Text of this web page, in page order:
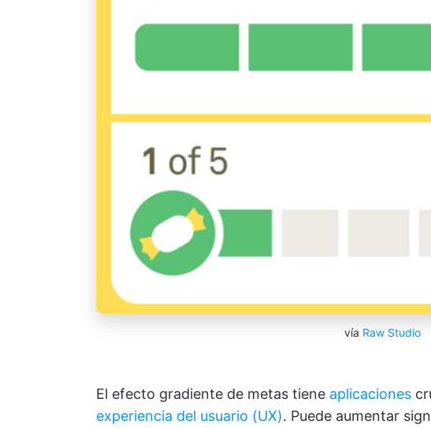
vía Raw Studio
El efecto gradiente de metas tiene aplicaciones
experiencia del usuario (UX). Puede aumentar